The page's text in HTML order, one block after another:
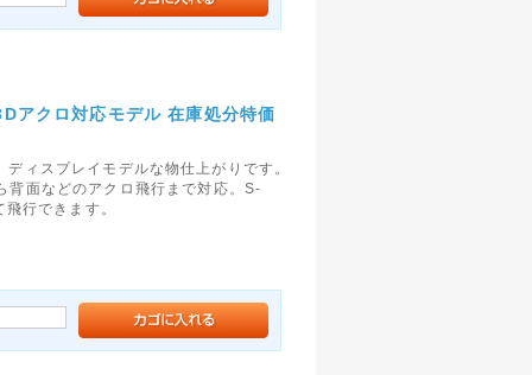
クロ対応モデル 在庫処分特価
スプレイモデルな物仕上がりです。
背面などのアクロ飛行まで対応。S-
行できます。